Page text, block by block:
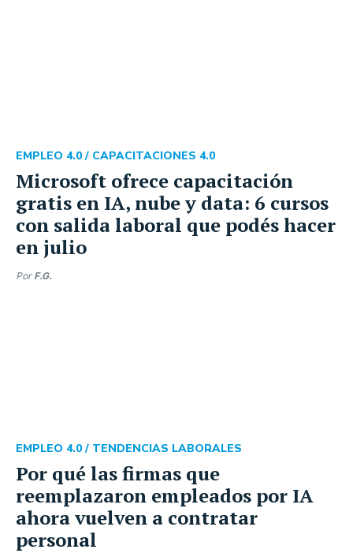
Microsoft ofrece capacitación
gratis en IA, nube y data: 6 cursos
con salida laboral que podés hacer
en julio
EMPLEO 4.0 / CAPACITACIONES 4.0
Por F.G.
Por qué las firmas que
reemplazaron empleados por IA
ahora vuelven a contratar
personal
EMPLEO 4.0 / TENDENCIAS LABORALES